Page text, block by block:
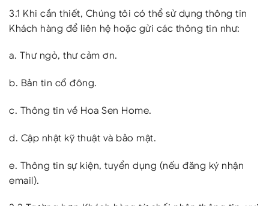
3.1 Khi cần thiết, Chúng tôi có thể sử dụng thông tin
Khách hàng để liên hệ hoặc gửi các thông tin như:
a. Thư ngỏ, thư cảm ơn.
b. Bản tin cổ đông.
c. Thông tin về Hoa Sen Home.
d. Cập nhật kỹ thuật và bảo mật.
e. Thông tin sự kiện, tuyển dụng (nếu đăng ký nhận
email).